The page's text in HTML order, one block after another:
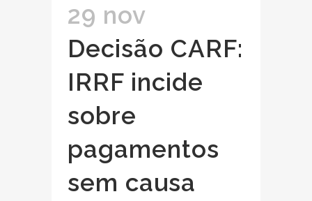
29 nov
Decisão CARF:
IRRF incide
sobre
pagamentos
sem causa